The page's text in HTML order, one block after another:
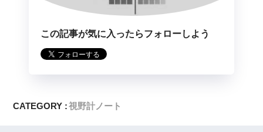
この記事が気に入ったらフォローしよう
CATEGORY :視野計ノート